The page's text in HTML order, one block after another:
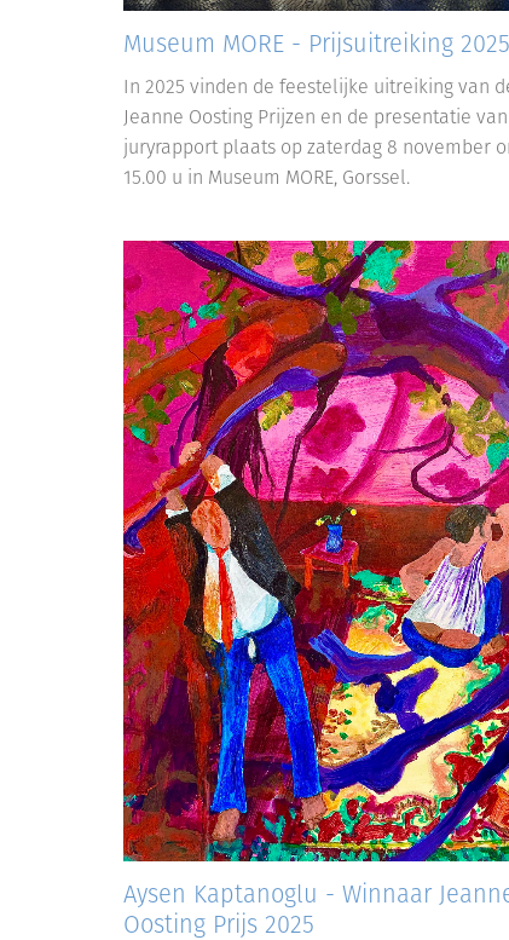
Museum MORE - Prijsuitreiking 2025
In 2025 vinden de feestelijke uitreiking van
Jeanne Oosting Prijzen en de presentatie
juryrapport plaats op zaterdag 8 november
15.00 u in Museum MORE, Gorssel.
Aysen Kaptanoglu - Winnaar
Oosting Prijs 2025